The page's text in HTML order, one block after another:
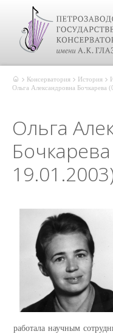
Консерватория История
Ольга Александровна Бочкарева
Ольга
работала научным